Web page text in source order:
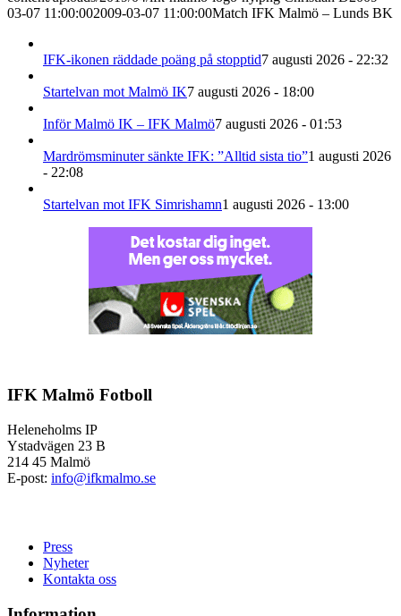
03-07 11:00:002009-03-07 11:00:00Match IFK Malmö – Lunds BK
IFK-ikonen räddade poäng på stopptid7 augusti 2026 - 22:32
Startelvan mot Malmö IK7 augusti 2026 - 18:00
Inför Malmö IK – IFK Malmö7 augusti 2026 - 01:53
Mardrömsminuter sänkte IFK: ”Alltid sista tio”1 augusti 2026
- 22:08
Startelvan mot IFK Simrishamn1 augusti 2026 - 13:00
IFK Malmö Fotboll
Heleneholms IP
Ystadvägen 23 B
214 45 Malmö
E-post: info@ifkmalmo.se
Press
Nyheter
Kontakta oss